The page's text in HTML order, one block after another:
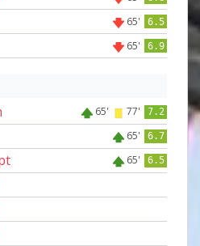
65' 6.5
65' 6.9
65' 77' 7.2
65' 6.7
65' 6.5